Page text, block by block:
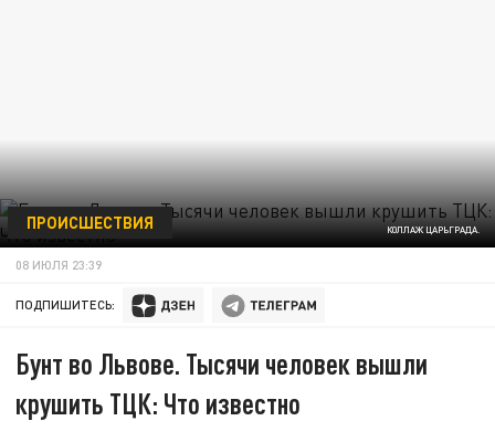
КОЛЛАЖ ЦАРЬГРАДА.
ПРОИСШЕСТВИЯ
08 ИЮЛЯ 23:39
ПОДПИШИТЕСЬ:
Бунт во Львове. Тысячи человек вышли
крушить ТЦК: Что известно